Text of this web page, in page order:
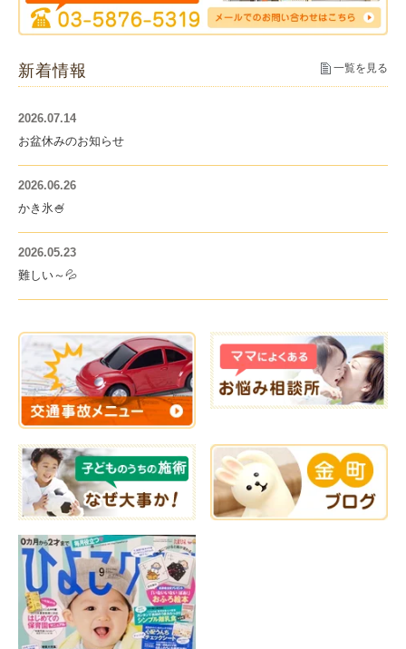
新着情報 一覧を見る
2026.07.14
お盆休みのお知らせ
2026.06.26
かき氷🍧
2026.05.23
難しい～💦